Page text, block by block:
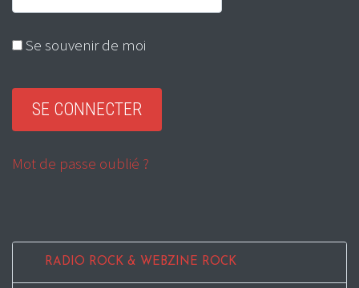
Se souvenir de moi
Mot de passe oublié ?
RADIO ROCK & WEBZINE ROCK